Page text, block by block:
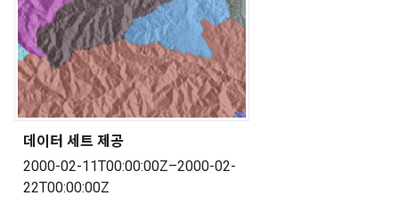
데이터 세트 제공
2000-02-11T00:00:00Z–2000-02-
22T00:00:00Z